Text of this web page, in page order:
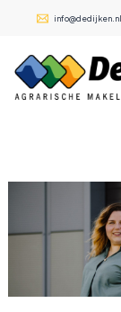
de
inhoud
info@dedijken.nl